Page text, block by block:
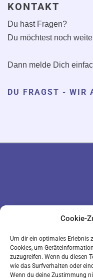
Cookie-
Um dir ein optimales Erlebnis
Cookies, um
zuzugreifen. Wenn du diesen
wie das Surfverhalten oder
Wenn du deine Zustimmung
KONTAKT
Du hast Fragen?
Du möchtest noch
Dann melde Dich
DU FRAGST - WIR